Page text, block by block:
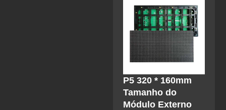
P5 320 * 160mm
Tamanho do
Módulo Externo